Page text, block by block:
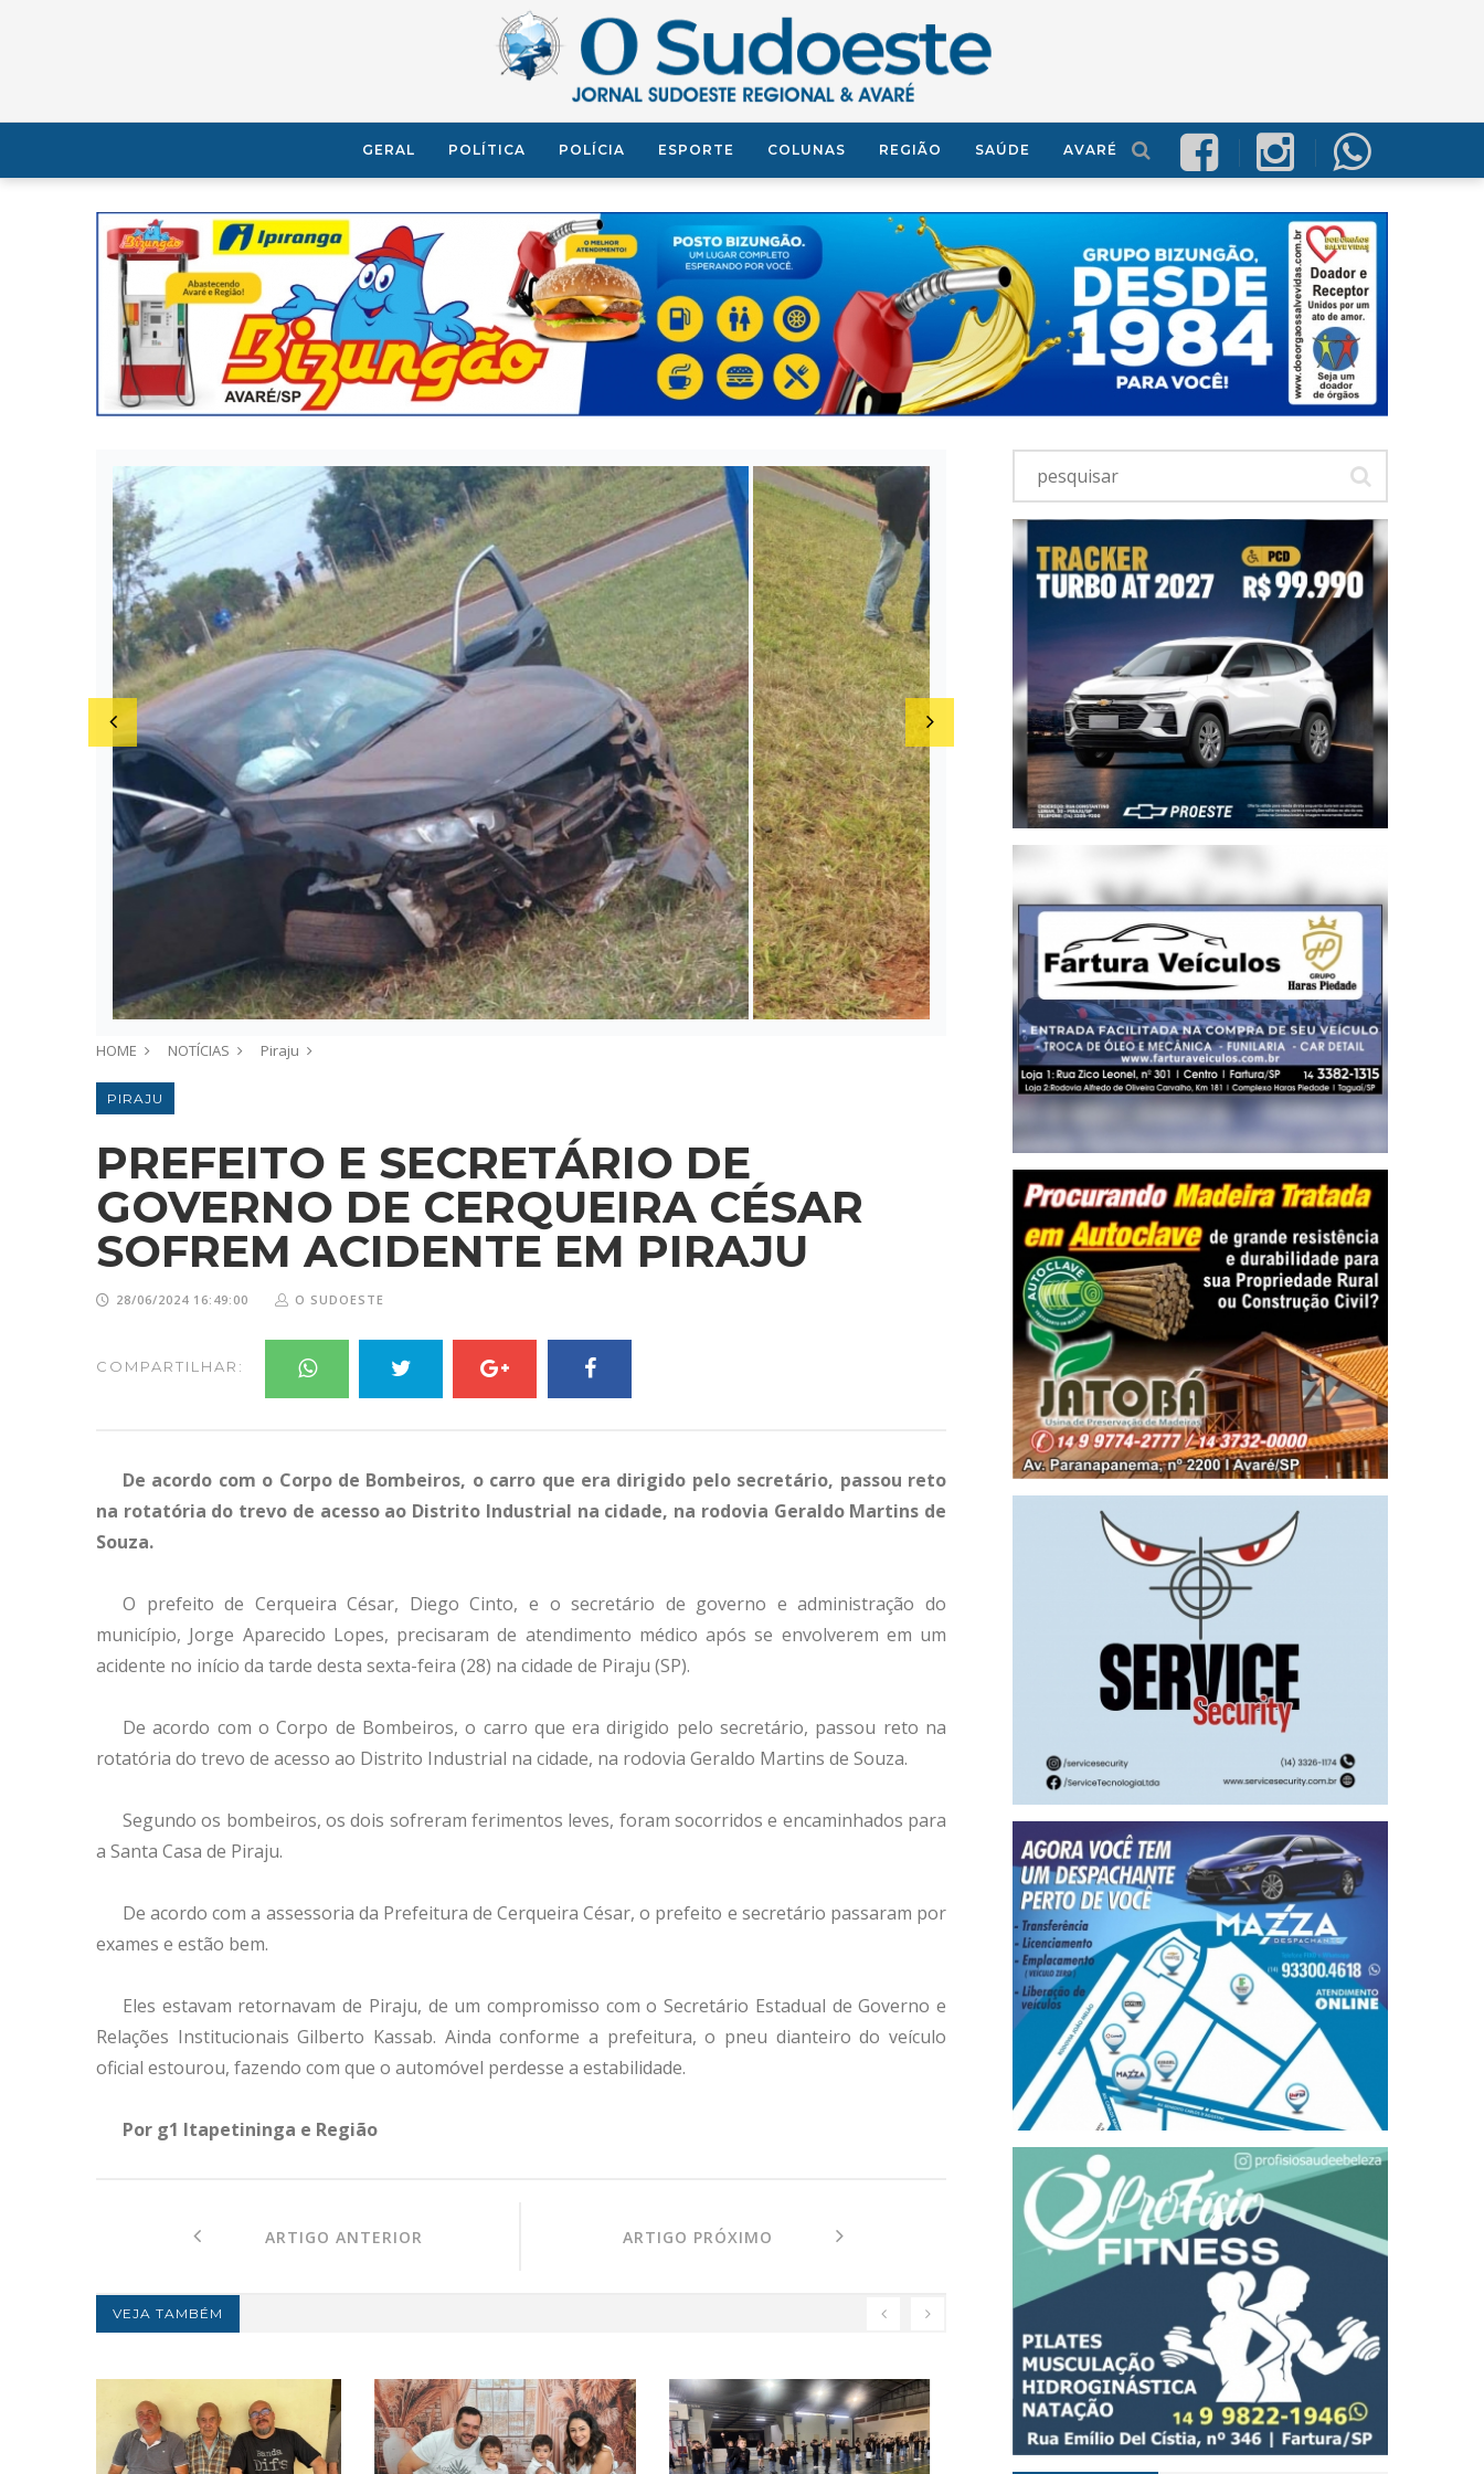
GERAL POLÍTICA POLÍCIA ESPORTE COLUNAS REGIÃO SAÚDE AVARÉ
HOME NOTÍCIAS Piraju
PIRAJU
PREFEITO E SECRETÁRIO DE
GOVERNO DE CERQUEIRA CÉSAR
SOFREM ACIDENTE EM PIRAJU
28/06/2024 16:49:00 O SUDOESTE
COMPARTILHAR:
De acordo com o Corpo de Bombeiros, o carro que era dirigido pelo secretário, passou reto
na rotatória do trevo de acesso ao Distrito Industrial na cidade, na rodovia Geraldo Martins de
Souza.
O prefeito de Cerqueira César, Diego Cinto, e o secretário de governo e administração do
município, Jorge Aparecido Lopes, precisaram de atendimento médico após se envolverem em um
acidente no início da tarde desta sexta-feira (28) na cidade de Piraju (SP).
De acordo com o Corpo de Bombeiros, o carro que era dirigido pelo secretário, passou reto na
rotatória do trevo de acesso ao Distrito Industrial na cidade, na rodovia Geraldo Martins de Souza.
Segundo os bombeiros, os dois sofreram ferimentos leves, foram socorridos e encaminhados para
a Santa Casa de Piraju.
De acordo com a assessoria da Prefeitura de Cerqueira César, o prefeito e secretário passaram por
exames e estão bem.
Eles estavam retornavam de Piraju, de um compromisso com o Secretário Estadual de Governo e
Relações Institucionais Gilberto Kassab. Ainda conforme a prefeitura, o pneu dianteiro do veículo
oficial estourou, fazendo com que o automóvel perdesse a estabilidade.
Por g1 Itapetininga e Região
ARTIGO ANTERIOR ARTIGO PRÓXIMO
VEJA TAMBÉM